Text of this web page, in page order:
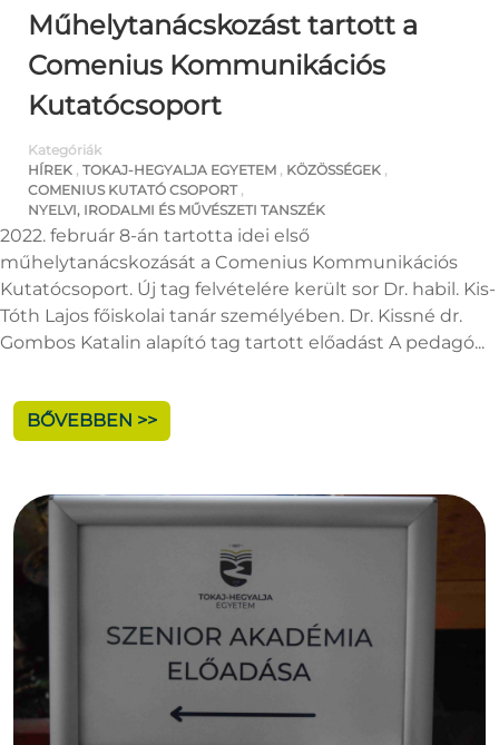
Műhelytanácskozást tartott a
Comenius Kommunikációs
Kutatócsoport
Kategóriák
HÍREK , TOKAJ-HEGYALJA EGYETEM , KÖZÖSSÉGEK ,
COMENIUS KUTATÓ CSOPORT,
NYELVI, IRODALMI ÉS MŰVÉSZETI TANSZÉK
2022. február 8-án tartotta idei első
műhelytanácskozását a Comenius Kommunikációs
Kutatócsoport. Új tag felvételére került sor Dr. habil. Kis-
Tóth Lajos főiskolai tanár személyében. Dr. Kissné dr.
Gombos Katalin alapító tag tartott előadást A pedagó...
BŐVEBBEN >>